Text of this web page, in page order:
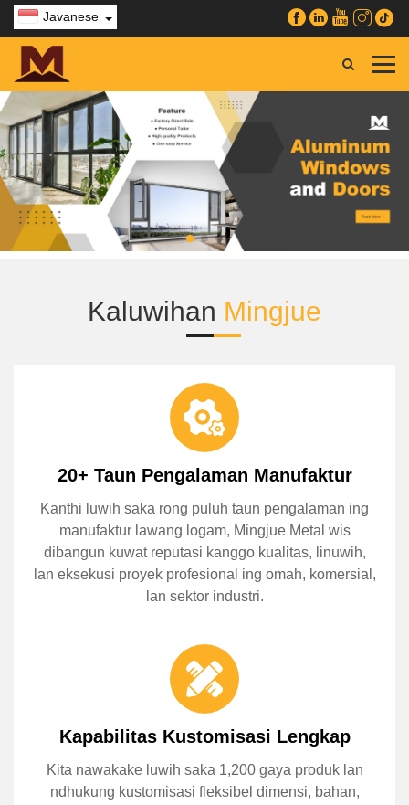
Javanese
Kaluwihan Mingjue
20+ Taun Pengalaman Manufaktur
Kanthi luwih saka rong puluh taun pengalaman ing
manufaktur lawang logam, Mingjue Metal wis
dibangun kuwat reputasi kanggo kualitas, linuwih,
lan eksekusi proyek profesional ing omah, komersial,
lan sektor industri.
Kapabilitas Kustomisasi Lengkap
Kita nawakake luwih saka 1,200 gaya produk lan
ndhukung kustomisasi fleksibel dimensi, bahan,